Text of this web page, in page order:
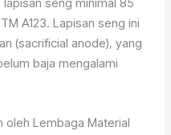
A123. Lapisan seng ini
(sacrificial anode), yang
baja mengalami
oleh Lembaga Material